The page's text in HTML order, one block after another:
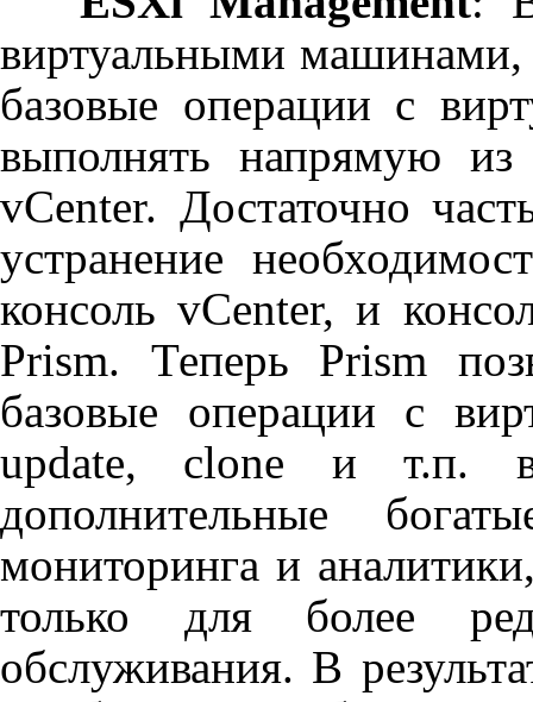
виртуальными
базовые операции с
выполнять напрямую
vCenter. Достаточно
устранение
консольvCenter, и
Prism. Теперь Prism
базовые операции с
update, clone и т.п.
дополнительные
мониторинга и
только для более
обслуживания. В